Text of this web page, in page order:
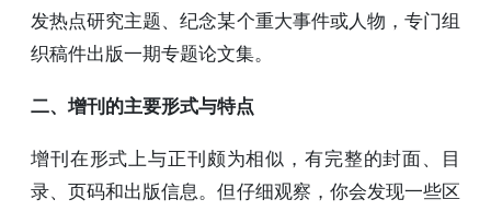
发热点研究主题、纪念某个重大事件或人物，专门组
织稿件出版一期专题论文集。
二、增刊的主要形式与特点
增刊在形式上与正刊颇为相似，有完整的封面、目
录、页码和出版信息。但仔细观察，你会发现一些区